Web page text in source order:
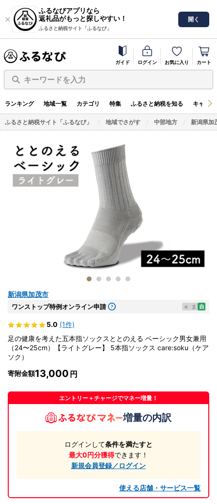
ふるなびアプリなら
返礼品がもっと探しやすい！
ふるさと納税サイト「ふるなび」
開く
ガイド ログイン お気に入り カート
キーワードを入力
ランキング 地域一覧 カテゴリ 特集 ふるさと納税を知る キャン
ふるさと納税サイト「ふるなび」 地域でさがす 中部地方 新潟県加
新潟県加茂市
ワンストップ特例オンライン申請 e ま 自
5.0 (1件)
足の健康を考えた五本指ソックスととのえる ベーシック男女兼用
（24〜25cm）【ライトグレー】 5本指ソックス care:soku（ケア
ソク）
寄附金額13,000
エントリー＋チャージでマネー増量！
増量の内訳
ログインして条件を満たすと
最大0円分獲得できます！
新規会員登録／ログイン
使える店舗・サービス一覧